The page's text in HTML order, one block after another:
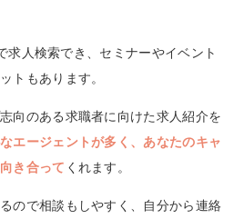
人検索でき、セミナーやイベント
トもあります。
向のある求職者に向けた求人紹介を
エージェントが多く、あなたのキャ
き合って くれます。
ので相談もしやすく、自分から連絡